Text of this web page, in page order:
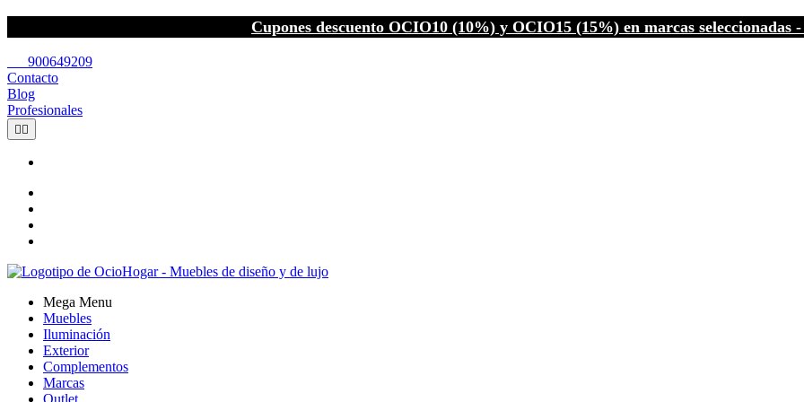
Cupones descuento OCIO10 (10%) y OCIO15 (15%) en marcas seleccionadas
900649209
Contacto
Blog
Profesionales
 
Mega Menu
Muebles
Iluminación
Exterior
Complementos
Marcas
Outlet